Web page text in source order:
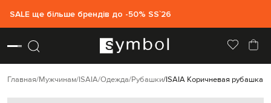
SALE ще більше брендів до -50% SS`26
Главная Мужчинам ISAIA Одежда Рубашки ISAIA Коричневая рубашка